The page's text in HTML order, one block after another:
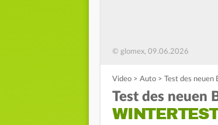
© glomex, 09.06.2026
Video > Auto > Test des
Test des neuen